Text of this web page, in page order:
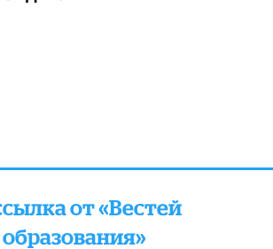
от «Вестей
образования»